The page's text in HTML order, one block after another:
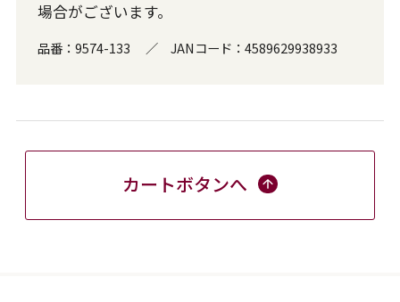
場合がございます。
品番： 9574-133 ／ JANコード： 4589629938933
カートボタンへ